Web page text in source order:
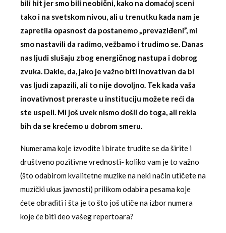
bili hit jer smo bili neobični, kako na domaćoj sceni
tako i na svetskom nivou, ali u trenutku kada nam je
zapretila opasnost da postanemo „prevaziđeni”, mi
smo nastavili da radimo, vežbamo i trudimo se. Danas
nas ljudi slušaju zbog energičnog nastupa i dobrog
zvuka. Dakle, da, jako je važno biti inovativan da bi
vas ljudi zapazili, ali to nije dovoljno. Tek kada vaša
inovativnost preraste u instituciju možete reći da
ste uspeli. Mi još uvek nismo došli do toga, ali rekla
bih da se krećemo u dobrom smeru.
Numerama koje izvodite i birate trudite se da širite i
društveno pozitivne vrednosti- koliko vam je to važno
(što odabirom kvalitetne muzike na neki način utičete na
muzički ukus javnosti) prilikom odabira pesama koje
ćete obraditi i šta je to što još utiče na izbor numera
koje će biti deo vašeg repertoara?